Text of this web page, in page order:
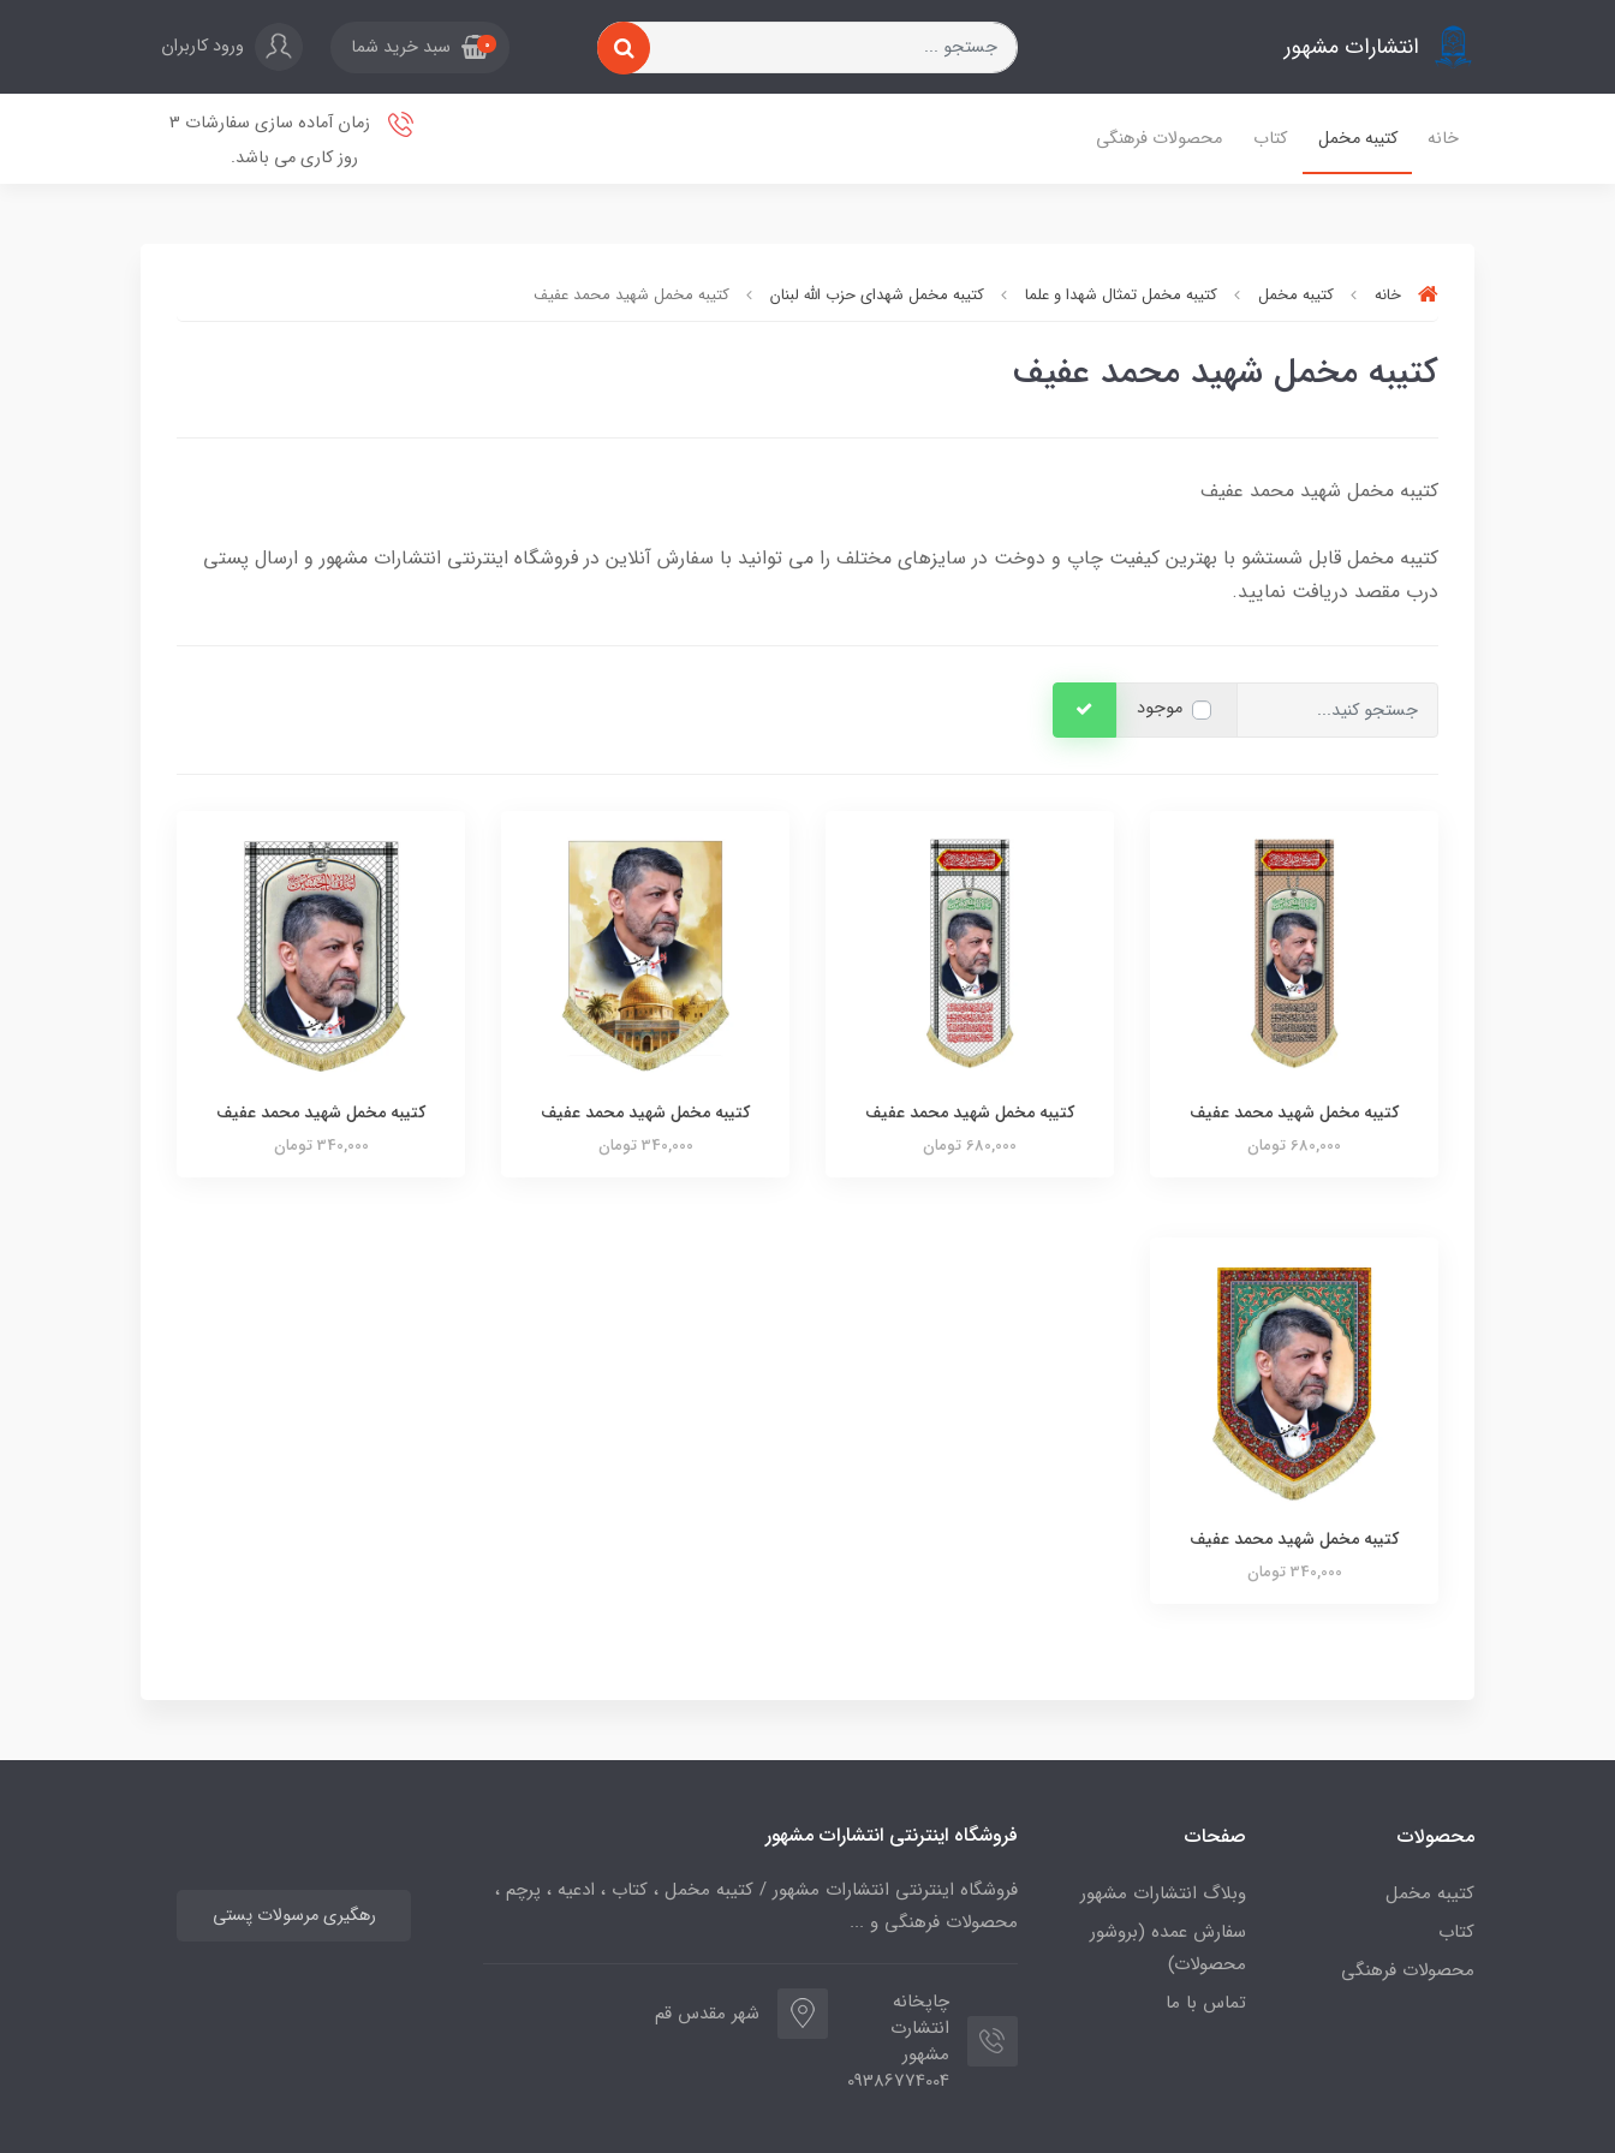
انتشارات مشهور 0 سبد خرید شما ورود کاربران
خانه کتیبه مخمل کتاب محصولات فرهنگی
زمان آماده سازی سفارشات 3
روز کاری می باشد.
خانه کتیبه مخمل کتیبه مخمل تمثال شهدا و علما کتیبه مخمل شهدای حزب الله لبنان کتیبه مخمل شهید محمد عفیف
کتیبه مخمل شهید محمد عفیف
کتیبه مخمل شهید محمد عفیف
کتیبه مخمل قابل شستشو با بهترین کیفیت چاپ و دوخت در سایزهای مختلف را می توانید با سفارش آنلاین در فروشگاه اینترنتی انتشارات مشهور و ارسال پستی
درب مقصد دریافت نمایید.
موجود
کتیبه مخمل شهید محمد عفیف
680,000 تومان
کتیبه مخمل شهید محمد عفیف
680,000 تومان
کتیبه مخمل شهید محمد عفیف
340,000 تومان
کتیبه مخمل شهید محمد عفیف
340,000 تومان
کتیبه مخمل شهید محمد عفیف
340,000 تومان
محصولات
کتیبه مخمل
کتاب
محصولات فرهنگی
صفحات
وبلاگ انتشارات مشهور
سفارش عمده (بروشور
محصولات)
تماس با ما
فروشگاه اینترنتی انتشارات مشهور
فروشگاه اینترنتی انتشارات مشهور / کتیبه مخمل ، کتاب ، ادعیه ، پرچم ،
محصولات فرهنگی و ...
چاپخانه
انتشارت
مشهور
09386774004
شهر مقدس قم
رهگیری مرسولات پستی